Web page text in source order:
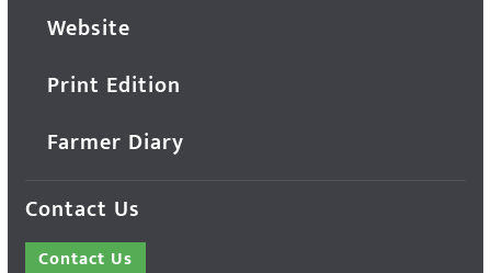
Website
Print Edition
Farmer Diary
Contact Us
Contact Us